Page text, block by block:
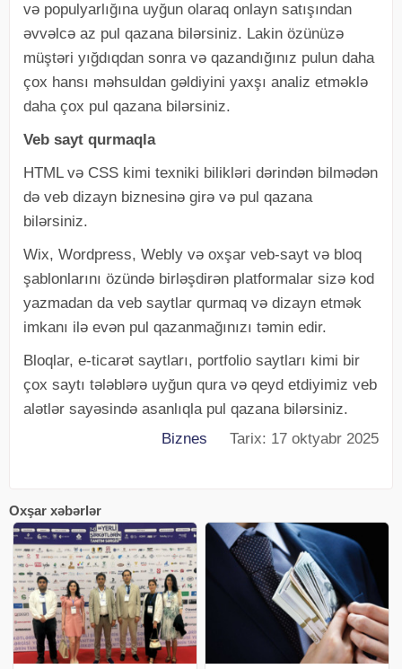
və populyarlığına uyğun olaraq onlayn satışından
əvvəlcə az pul qazana bilərsiniz. Lakin özünüzə
müştəri yığdıqdan sonra və qazandığınız pulun daha
çox hansı məhsuldan gəldiyini yaxşı analiz etməklə
daha çox pul qazana bilərsiniz.
Veb sayt qurmaqla
HTML və CSS kimi texniki bilikləri dərindən bilmədən
də veb dizayn biznesinə girə və pul qazana
bilərsiniz.
Wix, Wordpress, Webly və oxşar veb-sayt və bloq
şablonlarını özündə birləşdirən platformalar sizə kod
yazmadan da veb saytlar qurmaq və dizayn etmək
imkanı ilə evən pul qazanmağınızı təmin edir.
Bloqlar, e-ticarət saytları, portfolio saytları kimi bir
çox saytı tələblərə uyğun qura və qeyd etdiyimiz veb
alətlər sayəsində asanlıqla pul qazana bilərsiniz.
Biznes Tarix: 17 oktyabr 2025
Oxşar xəbərlər